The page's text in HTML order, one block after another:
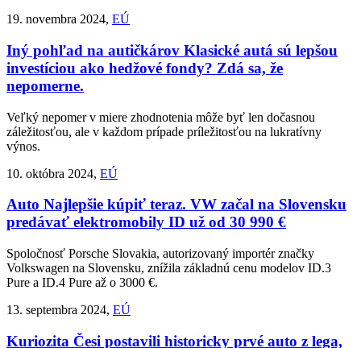
19. novembra 2024, EÚ
Iný pohľad na autičkárov Klasické autá sú lepšou
investíciou ako hedžové fondy? Zdá sa, že
nepomerne.
Veľký nepomer v miere zhodnotenia môže byť len dočasnou
záležitosťou, ale v každom prípade príležitosťou na lukratívny
výnos.
10. októbra 2024, EÚ
Auto Najlepšie kúpiť teraz. VW začal na Slovensku
predávať elektromobily ID už od 30 990 €
Spoločnosť Porsche Slovakia, autorizovaný importér značky
Volkswagen na Slovensku, znížila základnú cenu modelov ID.3
Pure a ID.4 Pure až o 3000 €.
13. septembra 2024, EÚ
Kuriozita Česi postavili historicky prvé auto z lega,